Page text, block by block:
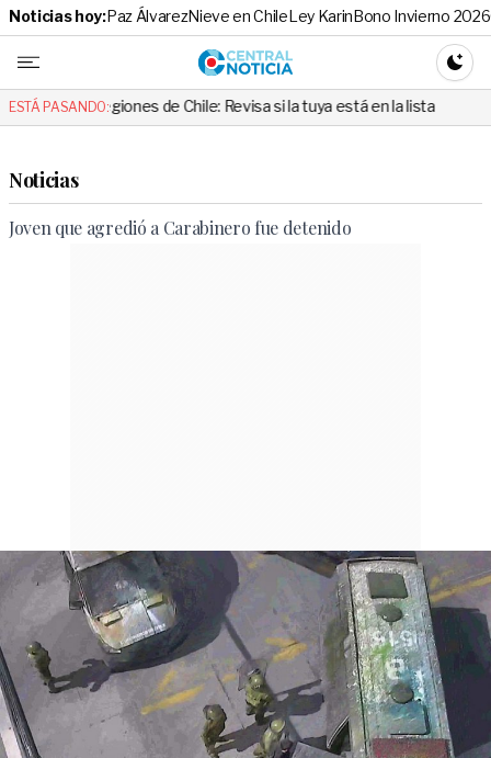
Noticias hoy:Paz ÁlvarezNieve en ChileLey KarinBono Invierno 2026
Central
ESTÁ PASANDO:de Chile: Revisa si la tuya está en la lista “Cuando
Noticias
Joven que agredió a Carabinero fue detenido